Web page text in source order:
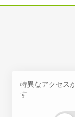
特異なアクセス
す